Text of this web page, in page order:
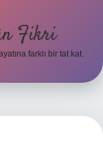
Fikri
farklı bir tat kat.